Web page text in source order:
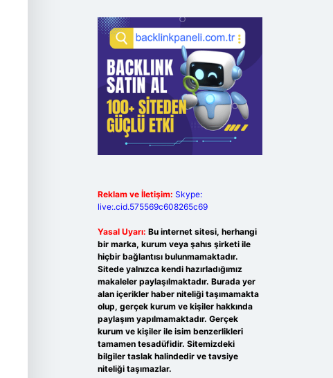
Reklam ve İletişim: Skype:
live:.cid.575569c608265c69
Yasal Uyarı: Bu internet sitesi, herhangi
bir marka, kurum veya şahıs şirketi ile
hiçbir bağlantısı bulunmamaktadır.
Sitede yalnızca kendi hazırladığımız
makaleler paylaşılmaktadır. Burada yer
alan içerikler haber niteliği taşımamakta
olup, gerçek kurum ve kişiler hakkında
paylaşım yapılmamaktadır. Gerçek
kurum ve kişiler ile isim benzerlikleri
tamamen tesadüfidir. Sitemizdeki
bilgiler taslak halindedir ve tavsiye
niteliği taşımazlar.